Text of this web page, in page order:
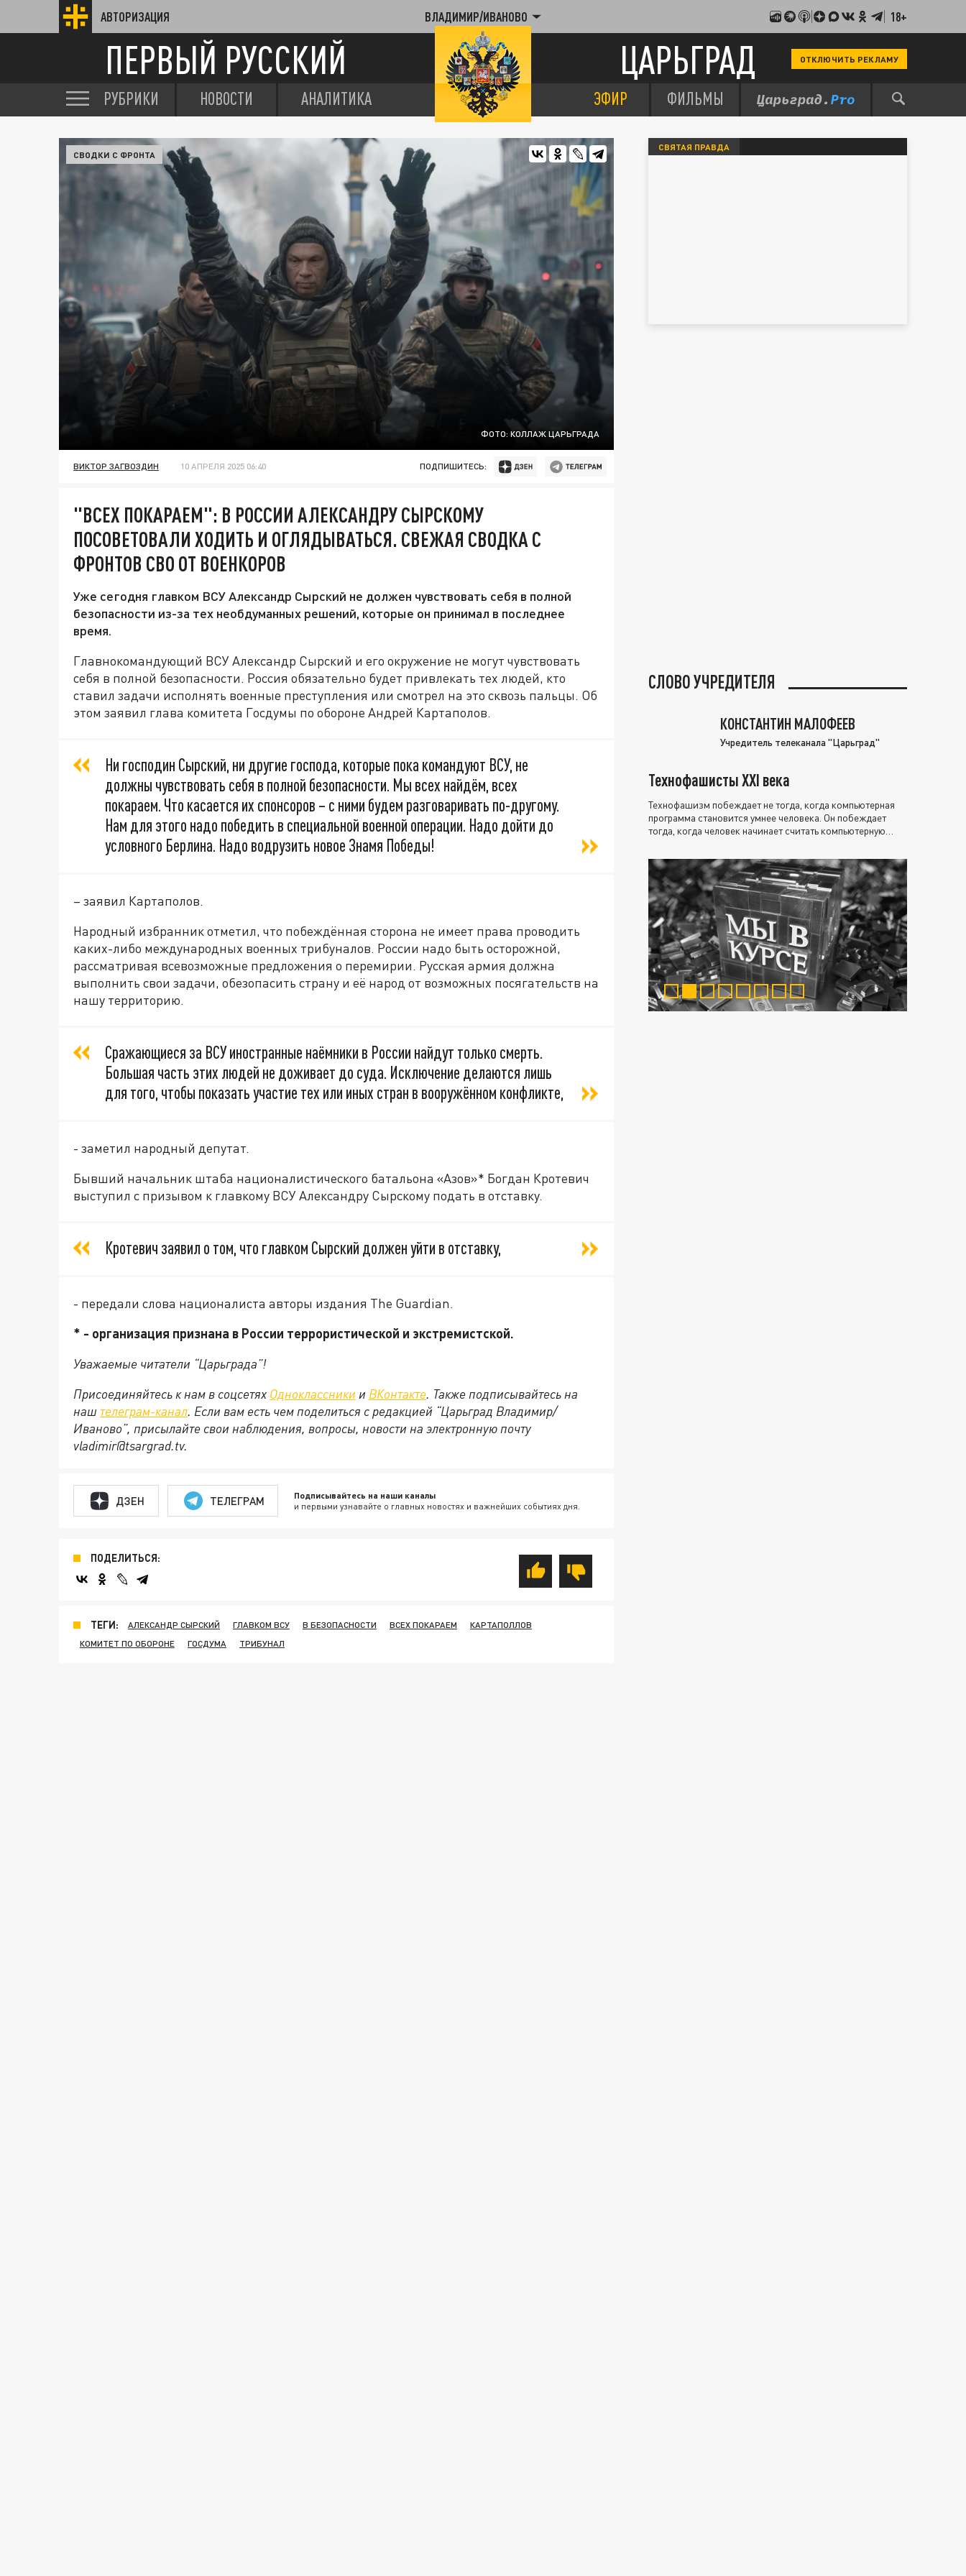
АВТОРИЗАЦИЯ ВЛАДИМИР/ИВАНОВО 18+
ПЕРВЫЙ РУССКИЙ ЦАРЬГРАД ОТКЛЮЧИТЬ РЕКЛАМУ
РУБРИКИ НОВОСТИ АНАЛИТИКА ЭФИР ФИЛЬМЫ
ФОТО: КОЛЛАЖ ЦАРЬГРАДА
СВОДКИ С ФРОНТА
ВИКТОР ЗАГВОЗДИН 10 АПРЕЛЯ 2025 06:40 ПОДПИШИТЕСЬ:
"ВСЕХ ПОКАРАЕМ": В РОССИИ АЛЕКСАНДРУ СЫРСКОМУ
ПОСОВЕТОВАЛИ ХОДИТЬ И ОГЛЯДЫВАТЬСЯ. СВЕЖАЯ СВОДКА С
ФРОНТОВ СВО ОТ ВОЕНКОРОВ
Уже сегодня главком ВСУ Александр Сырский не должен чувствовать себя в полной
безопасности из-за тех необдуманных решений, которые он принимал в последнее
время.
Главнокомандующий ВСУ Александр Сырский и его окружение не могут чувствовать
себя в полной безопасности. Россия обязательно будет привлекать тех людей, кто
ставил задачи исполнять военные преступления или смотрел на это сквозь пальцы. Об
этом заявил глава комитета Госдумы по обороне Андрей Картаполов.
Ни господин Сырский, ни другие господа, которые пока командуют ВСУ, не
должны чувствовать себя в полной безопасности. Мы всех найдём, всех
покараем. Что касается их спонсоров – с ними будем разговаривать по-другому.
Нам для этого надо победить в специальной военной операции. Надо дойти до
условного Берлина. Надо водрузить новое Знамя Победы!
– заявил Картаполов.
Народный избранник отметил, что побеждённая сторона не имеет права проводить
каких-либо международных военных трибуналов. России надо быть осторожной,
рассматривая всевозможные предложения о перемирии. Русская армия должна
выполнить свои задачи, обезопасить страну и её народ от возможных посягательств на
нашу территорию.
Сражающиеся за ВСУ иностранные наёмники в России найдут только смерть.
Большая часть этих людей не доживает до суда. Исключение делаются лишь
для того, чтобы показать участие тех или иных стран в вооружённом конфликте,
- заметил народный депутат.
Бывший начальник штаба националистического батальона «Азов»* Богдан Кротевич
выступил с призывом к главкому ВСУ Александру Сырскому подать в отставку.
Кротевич заявил о том, что главком Сырский должен уйти в отставку,
- передали слова националиста авторы издания The Guardian.
* - организация признана в России террористической и экстремистской.
Уважаемые читатели “Царьграда”!
Присоединяйтесь к нам в соцсетях Одноклассники и ВКонтакте. Также подписывайтесь на
наш телеграм-канал. Если вам есть чем поделиться с редакцией “Царьград Владимир/
Иваново”, присылайте свои наблюдения, вопросы, новости на электронную почту
vladimir@tsargrad.tv.
ДЗЕН ТЕЛЕГРАМ Подписывайтесь на наши каналы
и первыми узнавайте о главных новостях и важнейших событиях дня.
ПОДЕЛИТЬСЯ:
ТЕГИ: АЛЕКСАНДР СЫРСКИЙ ГЛАВКОМ ВСУ В БЕЗОПАСНОСТИ ВСЕХ ПОКАРАЕМ
КАРТАПОЛЛОВ
КОМИТЕТ ПО ОБОРОНЕ
ГОСДУМА ТРИБУНАЛ
СВЯТАЯ ПРАВДА
СЛОВО УЧРЕДИТЕЛЯ
КОНСТАНТИН МАЛОФЕЕВ
Учредитель телеканала "Царьград"
Технофашисты XXI века
Технофашизм побеждает не тогда, когда компьютерная
программа становится умнее человека. Он побеждает
тогда, когда человек начинает считать компьютерную